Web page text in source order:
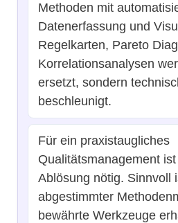
Methoden mit
Datenerfassung und
Regelkarten, Pareto
Korrelationsanalysen
ersetzt, sondern
beschleunigt.
Für ein praxistaugliches
Qualitätsmanagement
Ablösung nötig. Sinnvoll
abgestimmter
bewährte Werkzeuge